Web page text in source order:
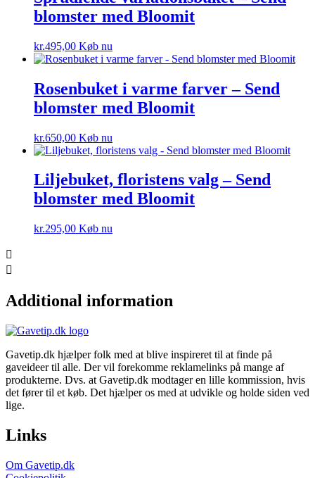
blomster med Bloomit
kr.495,00 Køb nu
Rosenbuket i varme farver – Send
blomster med Bloomit
kr.650,00 Køb nu
Liljebuket, floristens valg – Send
blomster med Bloomit
kr.295,00 Køb nu
Additional information
Gavetip.dk hjælper folk med at blive inspireret til at finde på
gaveideer til alle. Der vil forekomme reklamelinks på mange af
produkterne. Dvs. at Gavetip.dk modtager en lille kommission, hvis
det fører til et køb. Det hjælper os med at udvikle og holde siden ved
lige.
Links
Om Gavetip.dk